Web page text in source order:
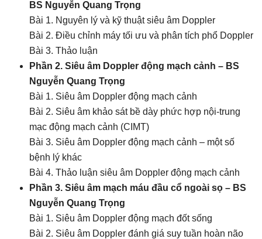
BS Nguyễn Quang Trọng
Bài 1. Nguyên lý và kỹ thuật siêu âm Doppler
Bài 2. Điều chỉnh máy tối ưu và phân tích phổ Doppler
Bài 3. Thảo luận
Phần 2. Siêu âm Doppler động mạch cảnh – BS
Nguyễn Quang Trọng
Bài 1. Siêu âm Doppler động mạch cảnh
Bài 2. Siêu âm khảo sát bề dày phức hợp nội-trung
mạc động mạch cảnh (CIMT)
Bài 3. Siêu âm Doppler động mạch cảnh – một số
bệnh lý khác
Bài 4. Thảo luận siêu âm Doppler động mạch cảnh
Phần 3. Siêu âm mạch máu đầu cổ ngoài sọ – BS
Nguyễn Quang Trọng
Bài 1. Siêu âm Doppler động mạch đốt sống
Bài 2. Siêu âm Doppler đánh giá suy tuần hoàn não